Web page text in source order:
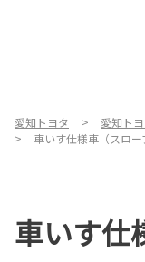
愛知トヨタ 愛知ト
車いす仕様車（スロー
車いす仕